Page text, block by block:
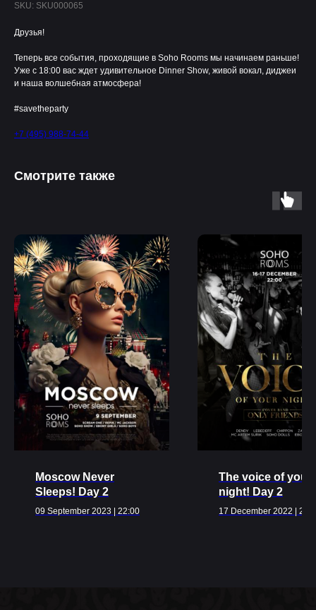
SKU: SKU000065
Друзья!
Теперь все события, проходящие в Soho Rooms мы начинаем раньше!
Уже с 18:00 вас ждет удивительное Dinner Show, живой вокал, диджеи
и наша волшебная атмосфера!
#savetheparty
+7 (495) 988-74-44
Смотрите также
Moscow Never
Sleeps! Day 2
09 September 2023 | 22:00
The voice of your
night! Day 2
17 December 2022 |
Ближайшие
события
ВСЕ МЕРОПРИЯТИЯ